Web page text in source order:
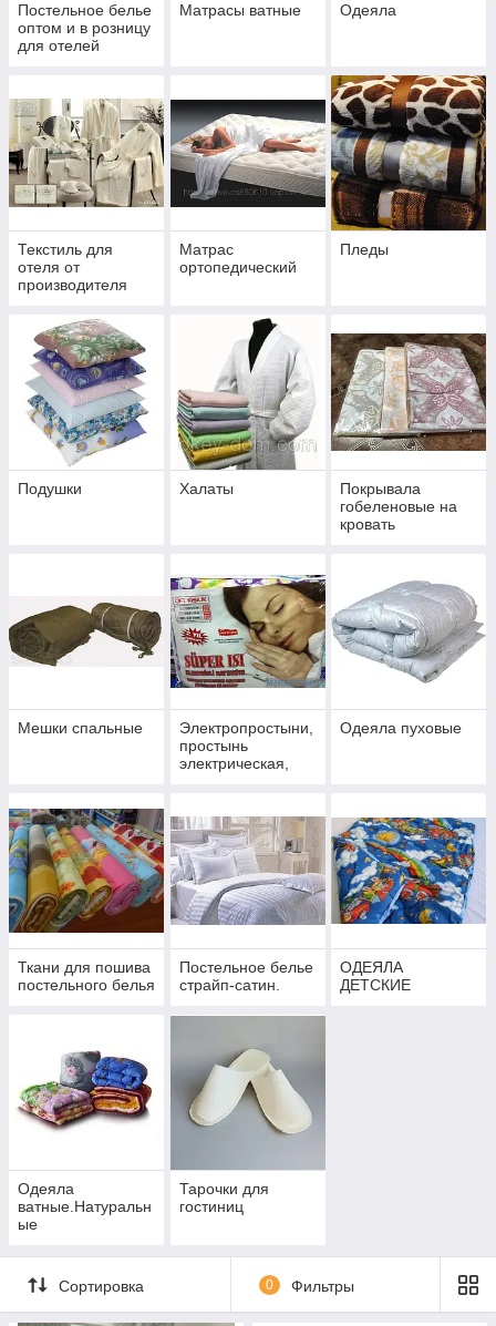
Постельное белье
оптом и в розницу
для отелей
Матрасы ватные Одеяла
Текстиль для
отеля от
производителя
097-815-08-13
Матрас
ортопедический
Пледы
Подушки Халаты
Покрывала
гобеленовые на
кровать
Мешки спальные
Электропростыни,
простынь
электрическая,
Одеяла пуховые
Ткани для пошива
постельного белья
Постельное белье
страйп-сатин.
ОДЕЯЛА
ДЕТСКИЕ
Одеяла
ватные.Натуральн
ые
Тарочки для
гостиниц
Сортировка 0 Фильтры